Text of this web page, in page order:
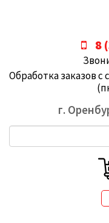
8
Обработка заказов
г.